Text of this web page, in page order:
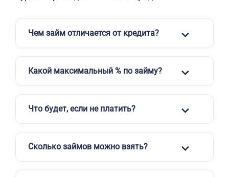
Чем займ отличается от кредита?
Какой максимальный % по займу?
Что будет, если не платить?
Сколько займов можно взять?